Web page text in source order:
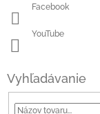
Facebook
YouTube
Vyhľadávanie